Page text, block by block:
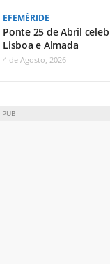
EFEMÉRIDE
Ponte 25 de Abril
Lisboa e Almada
4 de Agosto, 2026
PUB